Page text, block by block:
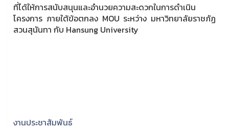
ที่ได้ให้การสนับสนุนและอำนวยความสะดวกในการดำเนิน
โครงการ ภายใต้ข้อตกลง MOU ระหว่าง มหาวิทยาลัยราชภัฏ
สวนสุนันทา กับ Hansung University
งานประชาสัมพันธ์